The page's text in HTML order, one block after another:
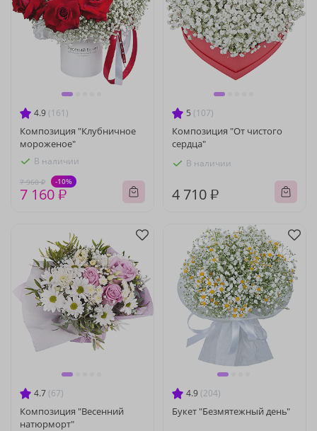
4.9 (161)
Композиция "Клубничное
мороженое"
В наличии
7 960 ₽ -10%
7 160 ₽
5 (107)
Композиция "От чистого
сердца"
В наличии
4 710 ₽
4.7 (67)
Композиция "Весенний
натюрморт"
4.9 (204)
Букет "Безмятежный день"